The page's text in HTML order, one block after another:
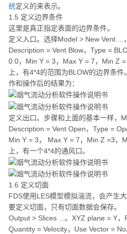
统定义的来表示。
1.5 定义边界条件
这里是真正指定表面的边界条件。
定义入口。选择Model > New Vent ...
Description = Vent Blow，Type =
0.0，Min Y = 3，Max Y = 7，Min Z
上，有4*4的范围为BLOW的边界条
作和操作后的结果为：
定义出口。步骤和上面的基本一样，
Description = Vent Open，Type =
Min Y = 3， Max Y = 7，Min Z =3，
上，有一个4*4的通风口。
1.6 定义切面
FDS使用LES模型模拟湍流，会产生
要定义切面，只有切面数据会保存。
Output > Slices ...。XYZ plane = Y
Quantity = Velocity，Use Vector =